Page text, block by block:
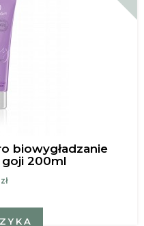
biowygładzanie
goji 200ml